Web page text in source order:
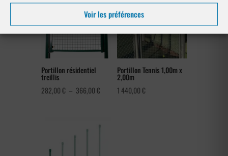
Voir les préférences
Portillon résidentiel
treillis
282,00€ – 366,00€Plage
282,00 €
Portillon Tennis 1,00m x
2,00m
1 440,00€